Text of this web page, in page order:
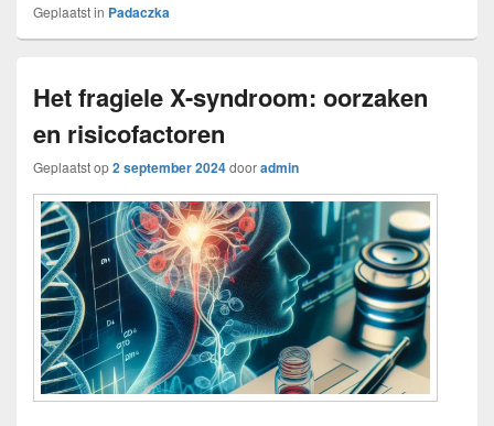
Geplaatst in Padaczka
Het fragiele X-syndroom: oorzaken
en risicofactoren
Geplaatst op2 september 2024dooradmin